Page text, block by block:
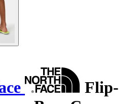
Flip-